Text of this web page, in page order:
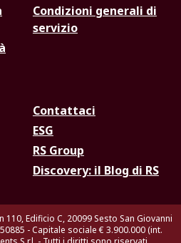
Condizioni generali di
servizio
Contattaci
ESG
RS Group
Discovery: il Blog di RS
110, Edificio C, 20099 Sesto San Giovanni
- Capitale sociale € 3.900.000 (int.